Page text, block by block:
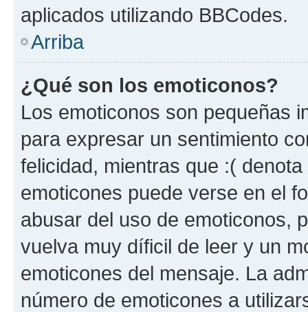
aplicados utilizando BBCodes.
Arriba
¿Qué son los emoticonos?
Los emoticonos son pequeñas
para expresar un sentimiento
felicidad, mientras que :(
emoticones puede verse en el
abusar del uso de emoticonos,
vuelva muy díficil de leer y un
emoticones del mensaje. La
número de emoticones a